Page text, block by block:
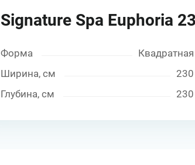
Signature Spa Euphoria
Форма
Квадратная
Ширина, см
230
Глубина, см
230